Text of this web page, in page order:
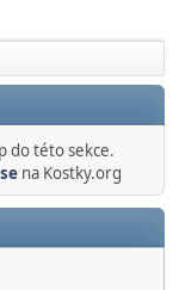
do této sekce.
na Kostky.org